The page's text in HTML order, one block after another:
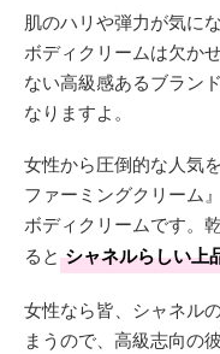
肌のハリや弾力が気に
ボディクリームは欠か
ない高級感あるブラン
なりますよ。
女性から圧倒的な人気
ファーミングクリーム
ボディクリームです。
ると シャネルらしい上
女性なら皆、シャネル
まうので、高級志向の